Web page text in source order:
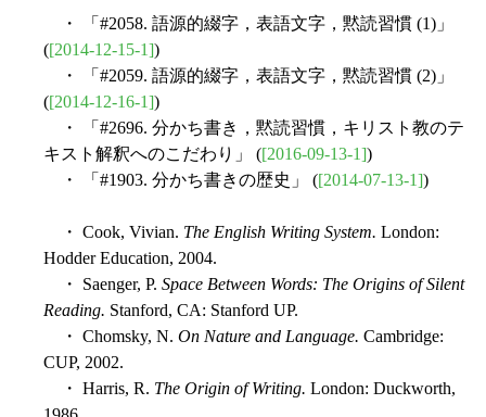
・ 「#2058. 語源的綴字，表語文字，黙読習慣 (1)」
([2014-12-15-1])
・ 「#2059. 語源的綴字，表語文字，黙読習慣 (2)」
([2014-12-16-1])
・ 「#2696. 分かち書き，黙読習慣，キリスト教のテ
キスト解釈へのこだわり」 ([2016-09-13-1])
・ 「#1903. 分かち書きの歴史」 ([2014-07-13-1])
・ Cook, Vivian. The English Writing System. London:
Hodder Education, 2004.
・ Saenger, P. Space Between Words: The Origins of Silent
Reading. Stanford, CA: Stanford UP.
・ Chomsky, N. On Nature and Language. Cambridge:
CUP, 2002.
・ Harris, R. The Origin of Writing. London: Duckworth,